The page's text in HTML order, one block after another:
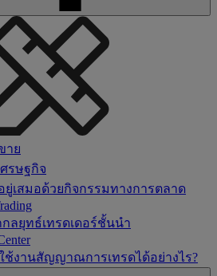
าย
รษฐกิจ
ยู่เสมอด้วยกิจกรรมทางการตลาด
ลยุทธ์เทรดเดอร์ชั้นนำ
ช้งานสัญญาณการเทรดได้อย่างไร?